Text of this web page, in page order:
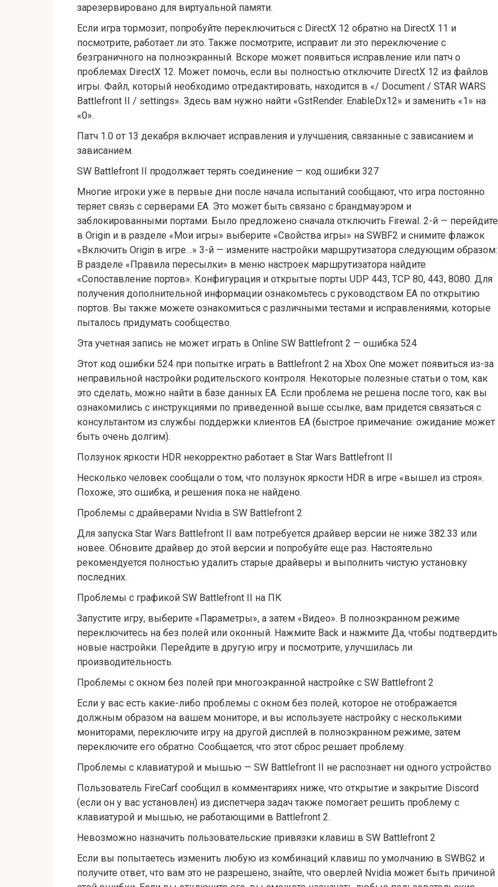
зарезервировано для виртуальной памяти.
Если игра тормозит, попробуйте переключиться с DirectX 12 обратно на DirectX 11 и
посмотрите, работает ли это. Также посмотрите, исправит ли это переключение с
безграничного на полноэкранный. Вскоре может появиться исправление или патч о
проблемах DirectX 12. Может помочь, если вы полностью отключите DirectX 12 из файлов
игры. Файл, который необходимо отредактировать, находится в «/ Document / STAR WARS
Battlefront II / settings». Здесь вам нужно найти «GstRender. EnableDx12» и заменить «1» на
«0».
Патч 1.0 от 13 декабря включает исправления и улучшения, связанные с зависанием и
зависанием.
SW Battlefront II продолжает терять соединение — код ошибки 327
Многие игроки уже в первые дни после начала испытаний сообщают, что игра постоянно
теряет связь с серверами EA. Это может быть связано с брандмауэром и
заблокированными портами. Было предложено сначала отключить Firewal. 2-й — перейдите
в Origin и в разделе «Мои игры» выберите «Свойства игры» на SWBF2 и снимите флажок
«Включить Origin в игре…» 3-й — измените настройки маршрутизатора следующим образом:
В разделе «Правила пересылки» в меню настроек маршрутизатора найдите
«Сопоставление портов». Конфигурация и открытые порты UDP 443, TCP 80, 443, 8080. Для
получения дополнительной информации ознакомьтесь с руководством EA по открытию
портов. Вы также можете ознакомиться с различными тестами и исправлениями, которые
пыталось придумать сообщество.
Эта учетная запись не может играть в Online SW Battlefront 2 — ошибка 524
Этот код ошибки 524 при попытке играть в Battlefront 2 на Xbox One может появиться из-за
неправильной настройки родительского контроля. Некоторые полезные статьи о том, как
это сделать, можно найти в базе данных EA. Если проблема не решена после того, как вы
ознакомились с инструкциями по приведенной выше ссылке, вам придется связаться с
консультантом из службы поддержки клиентов EA (быстрое примечание: ожидание может
быть очень долгим).
Ползунок яркости HDR некорректно работает в Star Wars Battlefront II
Несколько человек сообщали о том, что ползунок яркости HDR в игре «вышел из строя».
Похоже, это ошибка, и решения пока не найдено.
Проблемы с драйверами Nvidia в SW Battlefront 2
Для запуска Star Wars Battlefront II вам потребуется драйвер версии не ниже 382.33 или
новее. Обновите драйвер до этой версии и попробуйте еще раз. Настоятельно
рекомендуется полностью удалить старые драйверы и выполнить чистую установку
последних.
Проблемы с графикой SW Battlefront II на ПК
Запустите игру, выберите «Параметры», а затем «Видео». В полноэкранном режиме
переключитесь на без полей или оконный. Нажмите Back и нажмите Да, чтобы подтвердить
новые настройки. Перейдите в другую игру и посмотрите, улучшилась ли
производительность.
Проблемы с окном без полей при многоэкранной настройке с SW Battlefront 2
Если у вас есть какие-либо проблемы с окном без полей, которое не отображается
должным образом на вашем мониторе, и вы используете настройку с несколькими
мониторами, переключите игру на другой дисплей в полноэкранном режиме, затем
переключите его обратно. Сообщается, что этот сброс решает проблему.
Проблемы с клавиатурой и мышью — SW Battlefront II не распознает ни одного устройство
Пользователь FireCarf сообщил в комментариях ниже, что открытие и закрытие Discord
(если он у вас установлен) из диспетчера задач также помогает решить проблему с
клавиатурой и мышью, не работающими в Battlefront 2.
Невозможно назначить пользовательские привязки клавиш в SW Battlefront 2
Если вы попытаетесь изменить любую из комбинаций клавиш по умолчанию в SWBG2 и
получите ответ, что вам это не разрешено, знайте, что оверлей Nvidia может быть причиной